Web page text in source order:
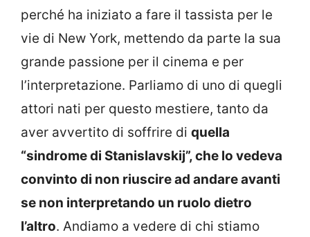
perché ha iniziato a fare il tassista per le
vie di New York, mettendo da parte la sua
grande passione per il cinema e per
l’interpretazione. Parliamo di uno di quegli
attori nati per questo mestiere, tanto da
aver avvertito di soffrire di quella
“sindrome di Stanislavskij”, che lo vedeva
convinto di non riuscire ad andare avanti
se non interpretando un ruolo dietro
l’altro. Andiamo a vedere di chi stiamo